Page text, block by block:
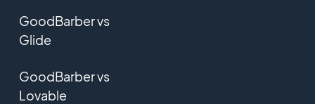
GoodBarber vs
Glide
GoodBarber vs
Lovable